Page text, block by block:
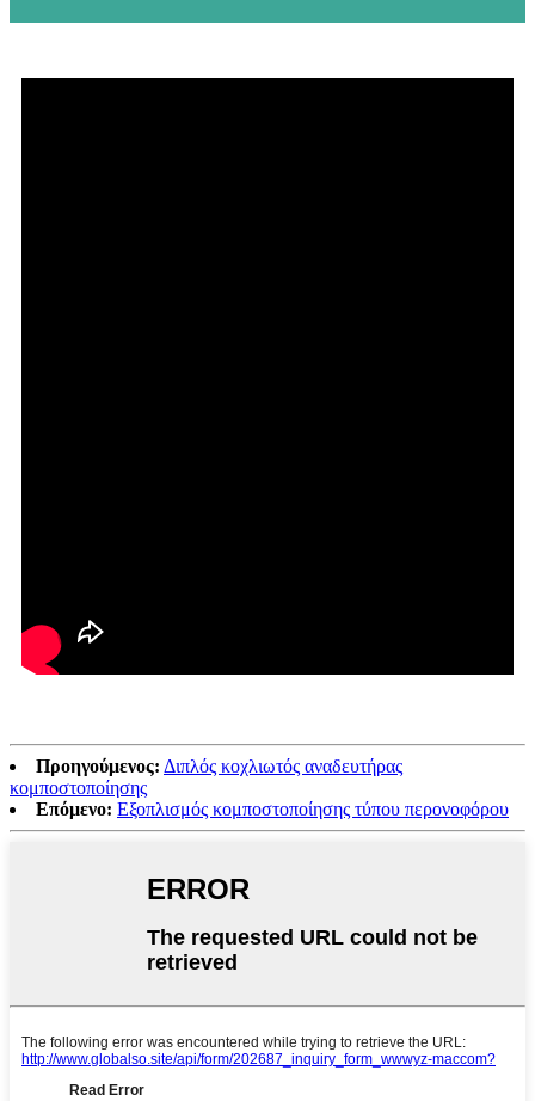
Προηγούμενος: Διπλός κοχλιωτός αναδευτήρας
κομποστοποίησης
Επόμενο: Εξοπλισμός κομποστοποίησης τύπου περονοφόρου